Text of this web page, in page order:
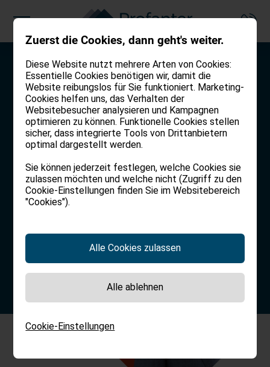
Zusammen ein Dahoam
finden.
Selbst in Südtirol zu Hause,
kennen wir die Schätze der
Region und machen uns für Sie
auf die Suche.
IMMOBILIEN
Zusammen das Liebste
schützen.
Sie und Ihre Familie verdienen
die bestmögliche Versicherung.
Wir kümmern uns darum.
VERSICHERUNGEN
Zusammen für ein
sorgenfreies Morgen.
Zukunft will geplant sein. Wir
beraten Sie, damit Sie Ihre
persönlichen und finanziellen
Ziele erreichen.
VERMÖGENSBERATUNG
Zuerst die Cookies, dann geht's weiter.
Diese Website nutzt mehrere Arten von Cookies:
Essentielle Cookies benötigen wir, damit die
Website reibungslos für Sie funktioniert. Marketing-
Cookies helfen uns, das Verhalten der
Websitebesucher analysieren und Kampagnen
optimieren zu können. Funktionelle Cookies stellen
sicher, dass integrierte Tools von Drittanbietern
optimal dargestellt werden.
Sie können jederzeit festlegen, welche Cookies sie
zulassen möchten und welche nicht (Zugriff zu den
Cookie-Einstellungen finden Sie im Websitebereich
"Cookies").
Cookie-Einstellungen
Alle Cookies zulassen
Alle ablehnen